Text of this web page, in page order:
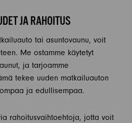
JA RAHOITUS
tai asuntovaunu, voit
Me ostamme käytetyt
ja tarjoamme
tekee uuden matkailuauton
ja edullisempaa.
rahoitusvaihtoehtoja, jotta voit